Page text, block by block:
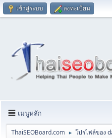
เข้าสู่ระบบ ลงทะเบียน
เมนูหลัก
ThaiSEOBoard.com ► โปรไฟล์ของ